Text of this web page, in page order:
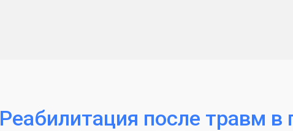
Реабилитация после травм в